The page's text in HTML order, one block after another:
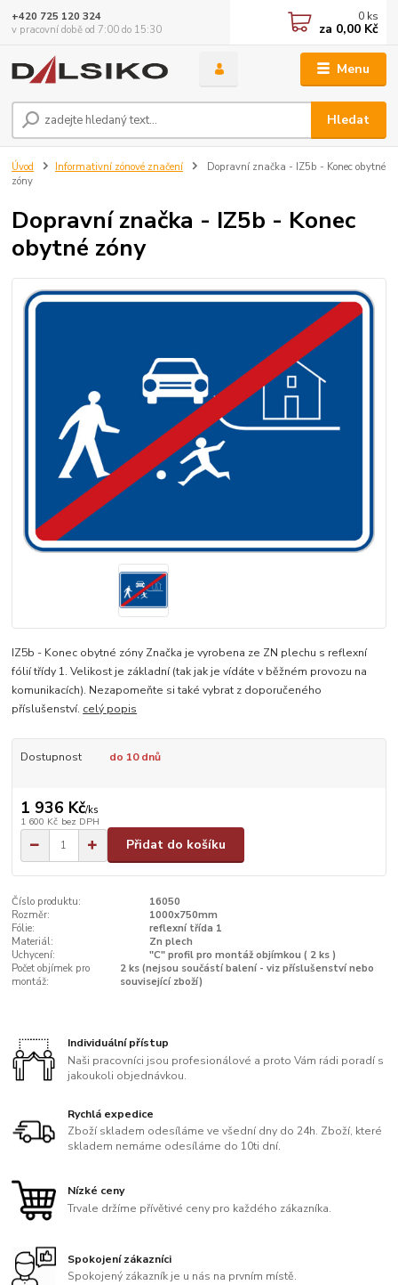
Menu
Hledat
+420 725 120 324
v pracovní době od 7:00 do 15:30
0 ks
za 0,00 Kč
Úvod Informativní zónové značení
Dopravní značka - IZ5b - Konec obytné
zóny
Dopravní značka - IZ5b - Konec
obytné zóny
IZ5b - Konec obytné zóny Značka je vyrobena ze ZN plechu s reflexní
fólií třídy 1. Velikost je základní (tak jak je vídáte v běžném provozu na
komunikacích). Nezapomeňte si také vybrat z doporučeného
příslušenství. celý popis
Dostupnost do 10 dnů
1 936 Kč/ks
1 600 Kč bez DPH
Přidat do košíku
Číslo produktu:
16050
Rozměr:
1000x750mm
Fólie:
reflexní třída 1
Materiál:
Zn plech
Uchycení:
"C" profil pro montáž objímkou ( 2 ks )
Počet objímek pro
montáž:
2 ks (nejsou součástí balení - viz příslušenství nebo
související zboží)
Individuální přístup
Naši pracovníci jsou profesionálové a proto Vám rádi poradí s
jakoukoli objednávkou.
Rychlá expedice
Zboží skladem odesíláme ve všední dny do 24h. Zboží, které
skladem nemáme odesíláme do 10ti dní.
Nízké ceny
Trvale držíme přívětivé ceny pro každého zákazníka.
Spokojení zákazníci
Spokojený zákazník je u nás na prvním místě.